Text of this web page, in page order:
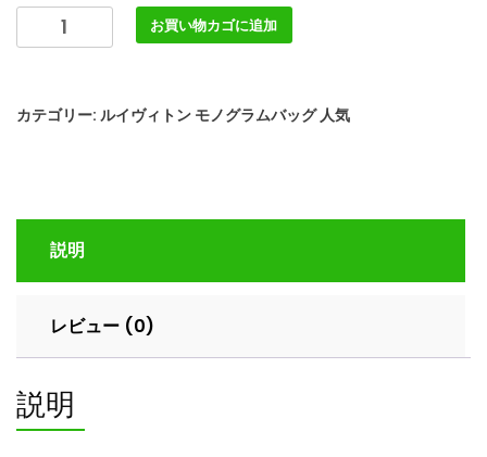
LOUIS
VUITTON
ー
ュ
ル
ィ
ン
ハ
お買い物カゴに追加
カテゴリー: ルイヴィトン モノグラムバッグ 人気
説明
レビュー (0)
説明